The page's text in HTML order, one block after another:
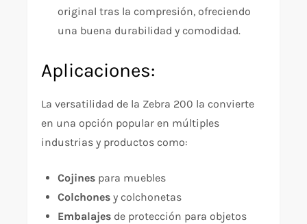
original tras la compresión, ofreciendo
una buena durabilidad y comodidad.
Aplicaciones:
La versatilidad de la Zebra 200 la convierte
en una opción popular en múltiples
industrias y productos como:
Cojines para muebles
Colchones y colchonetas
Embalajes de protección para objetos